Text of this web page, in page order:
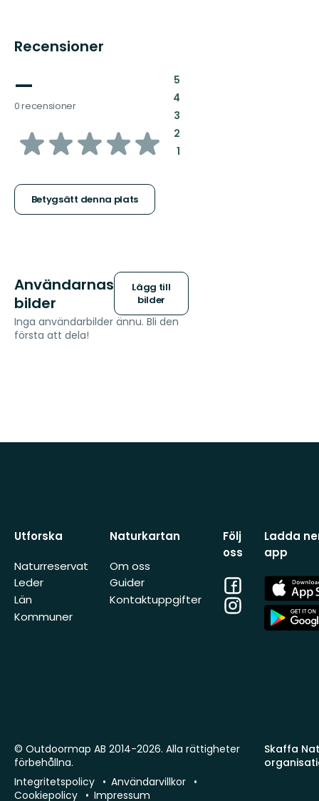
Recensioner
—
0 recensioner
av
stjärnor
Betygsätt denna plats
5:
4:
3:
2:
1:
Användarnas
bilder
Lägg till
bilder
Inga användarbilder ännu. Bli den
första att dela!
Utforska
Naturreservat
Leder
Län
Kommuner
Naturkartan
Om oss
Guider
Kontaktuppgifter
Följ
oss
Facebook
Instagram
Ladda
app
App
Store
App
Store
Skaffa
© Outdoormap AB 2014-2026. Alla rättigheter
förbehållna.
Integritetspolicy
Användarvillkor
Cookiepolicy
Impressum